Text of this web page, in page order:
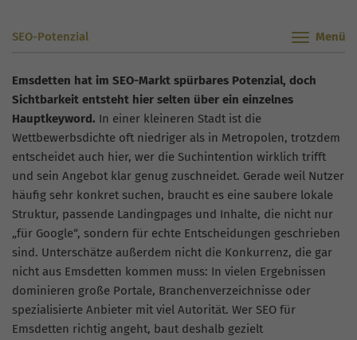
SEO-Potenzial
Emsdetten hat im SEO-Markt spürbares Potenzial, doch
Sichtbarkeit entsteht hier selten über ein einzelnes
Hauptkeyword. In einer kleineren Stadt ist die
Wettbewerbsdichte oft niedriger als in Metropolen, trotzdem
entscheidet auch hier, wer die Suchintention wirklich trifft
und sein Angebot klar genug zuschneidet. Gerade weil Nutzer
häufig sehr konkret suchen, braucht es eine saubere lokale
Struktur, passende Landingpages und Inhalte, die nicht nur
„für Google“, sondern für echte Entscheidungen geschrieben
sind. Unterschätze außerdem nicht die Konkurrenz, die gar
nicht aus Emsdetten kommen muss: In vielen Ergebnissen
dominieren große Portale, Branchenverzeichnisse oder
spezialisierte Anbieter mit viel Autorität. Wer SEO für
Emsdetten richtig angeht, baut deshalb gezielt